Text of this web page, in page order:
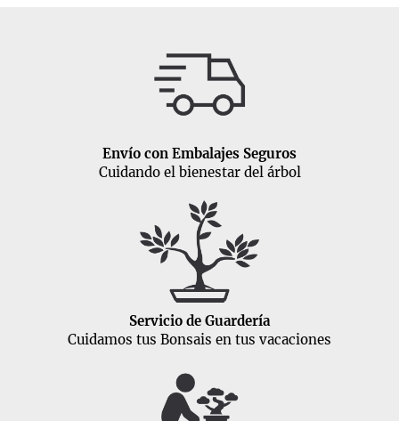
Envío con Embalajes Seguros
Cuidando el bienestar del árbol
Servicio de Guardería
Cuidamos tus Bonsais en tus vacaciones